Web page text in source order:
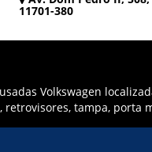
11701-380
Volkswagen
tampa, porta